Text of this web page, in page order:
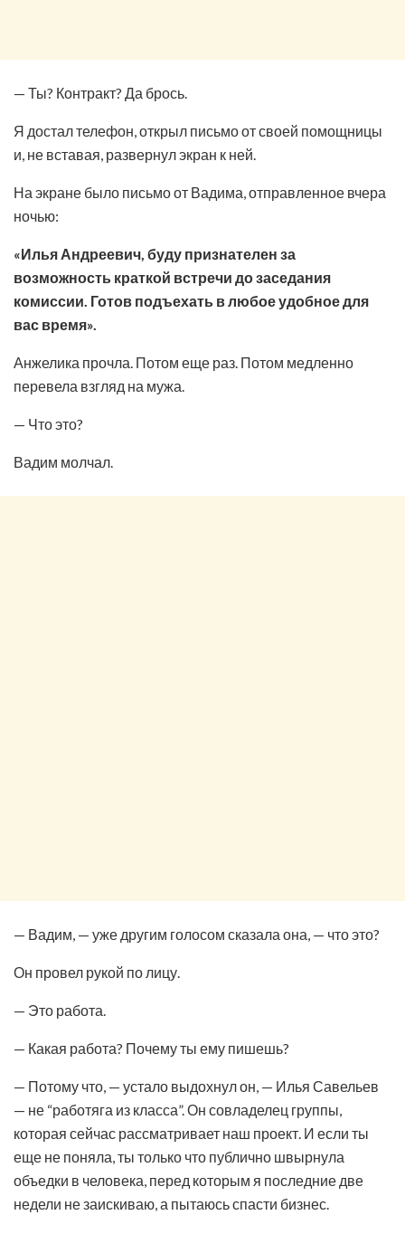
— Ты? Контракт? Да брось.
Я достал телефон, открыл письмо от своей помощницы
и, не вставая, развернул экран к ней.
На экране было письмо от Вадима, отправленное вчера
ночью:
«Илья Андреевич, буду признателен за
возможность краткой встречи до заседания
комиссии. Готов подъехать в любое удобное для
вас время».
Анжелика прочла. Потом еще раз. Потом медленно
перевела взгляд на мужа.
— Что это?
Вадим молчал.
— Вадим, — уже другим голосом сказала она, — что это?
Он провел рукой по лицу.
— Это работа.
— Какая работа? Почему ты ему пишешь?
— Потому что, — устало выдохнул он, — Илья Савельев
— не “работяга из класса”. Он совладелец группы,
которая сейчас рассматривает наш проект. И если ты
еще не поняла, ты только что публично швырнула
объедки в человека, перед которым я последние две
недели не заискиваю, а пытаюсь спасти бизнес.